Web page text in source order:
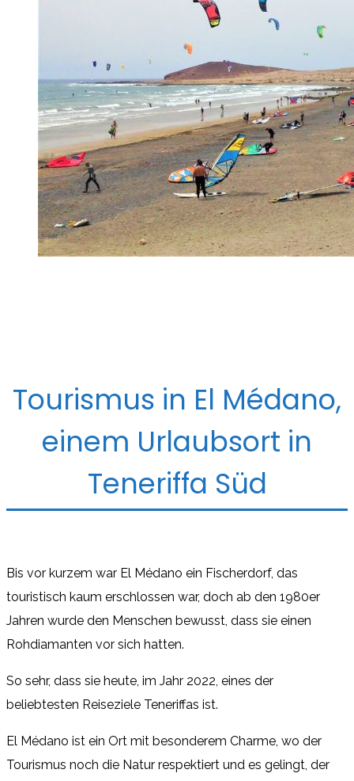
Tourismus in El Médano,
einem Urlaubsort in
Teneriffa Süd
Bis vor kurzem war El Médano ein Fischerdorf, das
touristisch kaum erschlossen war, doch ab den 1980er
Jahren wurde den Menschen bewusst, dass sie einen
Rohdiamanten vor sich hatten.
So sehr, dass sie heute, im Jahr 2022, eines der
beliebtesten Reiseziele Teneriffas ist.
El Médano ist ein Ort mit besonderem Charme, wo der
Tourismus noch die Natur respektiert und es gelingt, der